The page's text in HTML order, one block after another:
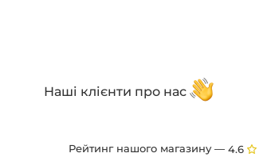
Наші клієнти про нас
Рейтинг нашого магазину —4.6